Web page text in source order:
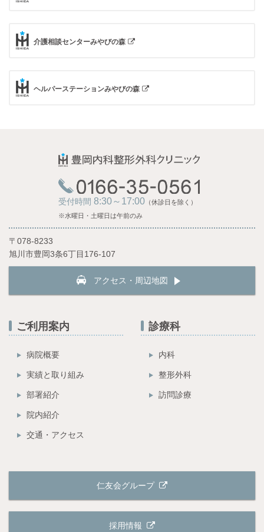
介護相談センターみやびの森
ヘルパーステーションみやびの森
受付時間 8:30～17:00 （休診日を除く）
※水曜日・土曜日は午前のみ
〒078-8233
旭川市豊岡3条6丁目176-107
アクセス・周辺地図
ご利用案内
病院概要
実績と取り組み
部署紹介
院内紹介
交通・アクセス
診療科
内科
整形外科
訪問診療
仁友会グループ
採用情報